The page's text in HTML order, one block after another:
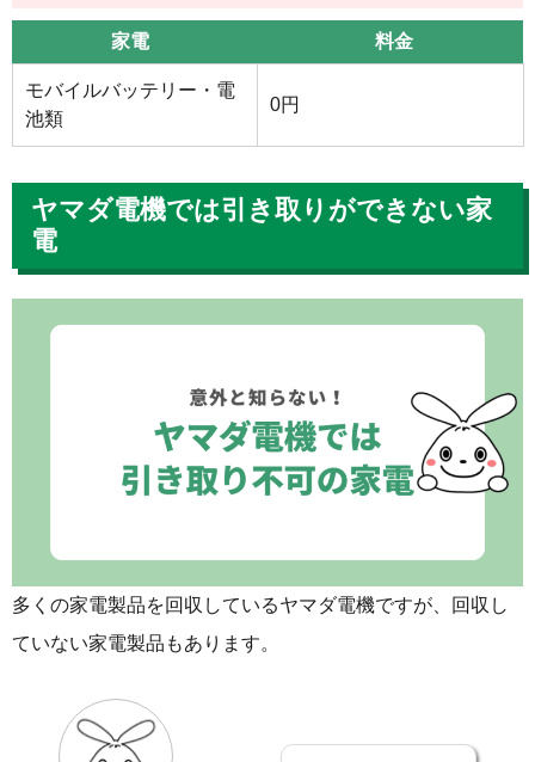
家電 料金
モバイルバッテリー・電
池類
0円
ヤマダ電機では引き取りができない家
電
多くの家電製品を回収しているヤマダ電機ですが、回収し
ていない家電製品もあります。